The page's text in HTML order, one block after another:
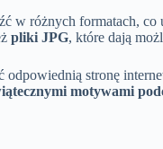
w różnych formatach, co
pliki JPG, które dają
stronę
motywami